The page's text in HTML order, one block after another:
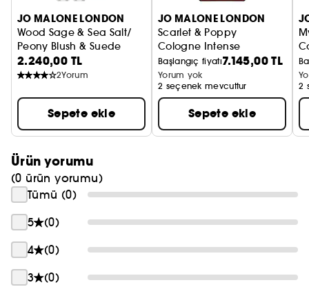
JO MALONE LONDON
Wood Sage & Sea Salt/
Peony Blush & Suede
Seyahat Boy Cologne Seti
2.240,00 TL
2Yorum
Sepete ekle
JO MALONE LONDON
Scarlet & Poppy
Cologne Intense
Başlangıç fiyatı7.145,00 TL
Yorum yok
2 seçenek mevcuttur
Sepete ekle
2
Ürün yorumu
(0 ürün yorumu)
Tümü (0)
5
(0)
4
(0)
3
(0)